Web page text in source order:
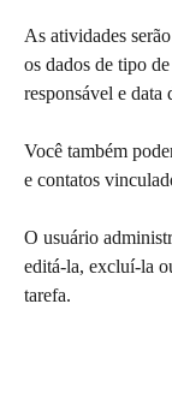
As atividades serão
os dados de tipo
responsável e data
Você também
e contatos
O usuário
editá-la, excluí-la
tarefa.